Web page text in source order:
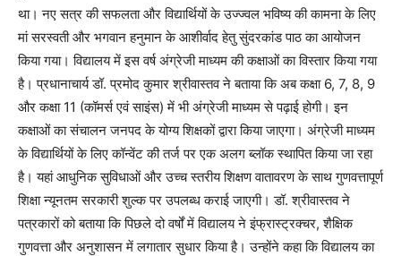
था। नए सत्र की सफलता और विद्यार्थियों के उज्ज्वल भविष्य की कामना के लिए
मां सरस्वती और भगवान हनुमान के आशीर्वाद हेतु सुंदरकांड पाठ का आयोजन
किया गया। विद्यालय में इस वर्ष अंग्रेजी माध्यम की कक्षाओं का विस्तार किया गया
है। प्रधानाचार्य डॉ. प्रमोद कुमार श्रीवास्तव ने बताया कि अब कक्षा 6, 7, 8, 9
और कक्षा 11 (कॉमर्स एवं साइंस) में भी अंग्रेजी माध्यम से पढ़ाई होगी। इन
कक्षाओं का संचालन जनपद के योग्य शिक्षकों द्वारा किया जाएगा। अंग्रेजी माध्यम
के विद्यार्थियों के लिए कॉन्वेंट की तर्ज पर एक अलग ब्लॉक स्थापित किया जा रहा
है। यहां आधुनिक सुविधाओं और उच्च स्तरीय शिक्षण वातावरण के साथ गुणवत्तापूर्ण
शिक्षा न्यूनतम सरकारी शुल्क पर उपलब्ध कराई जाएगी। डॉ. श्रीवास्तव ने
पत्रकारों को बताया कि पिछले दो वर्षों में विद्यालय ने इंफ्रास्ट्रक्चर, शैक्षिक
गुणवत्ता और अनुशासन में लगातार सुधार किया है। उन्होंने कहा कि विद्यालय का